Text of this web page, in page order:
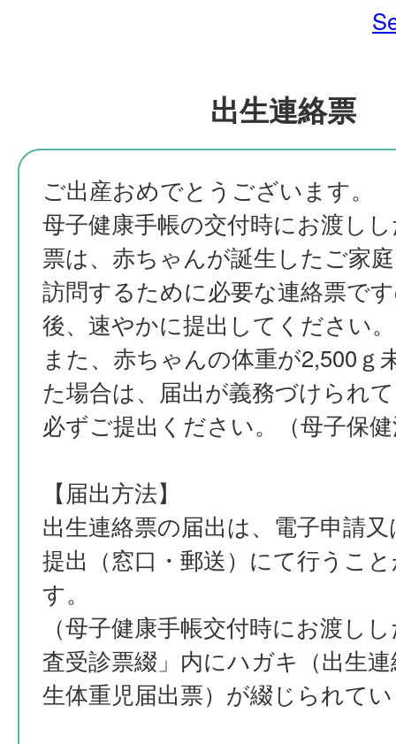
出生連絡票
ご出産おめでとうございます。
母子健康手帳の交付時にお渡し
票は、赤ちゃんが誕生したご家
訪問するために必要な連絡票で
後、速やかに提出してください。
また、赤ちゃんの体重が2,500ｇ
た場合は、届出が義務づけられ
必ずご提出ください。（母子保
【届出方法】
出生連絡票の届出は、電子申請
提出（窓口・郵送）にて行うこ
す。
（母子健康手帳交付時にお渡し
査受診票綴」内にハガキ（出生
生体重児届出票）が綴じられて